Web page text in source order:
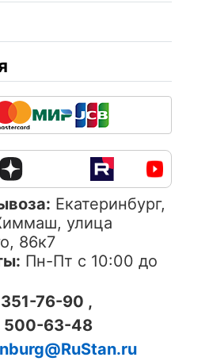
Екатеринбург,
улица
86к7
Пн-Пт с 10:00 до
76-90 ,
500-63-48